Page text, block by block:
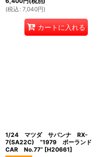
(税込 : 7,040円)
カートに入れる
1/24 マツダ サバンナ RX-
7(SA22C) ”1979 ポーランド
CAR No.77” [H20661]